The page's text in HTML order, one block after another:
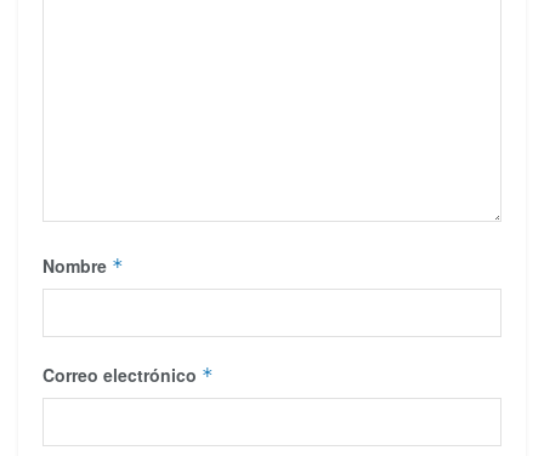
Nombre *
Correo electrónico *